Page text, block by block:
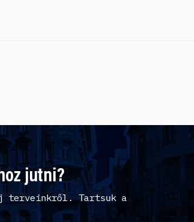
jutni?
terveinkről. Tartsuk a